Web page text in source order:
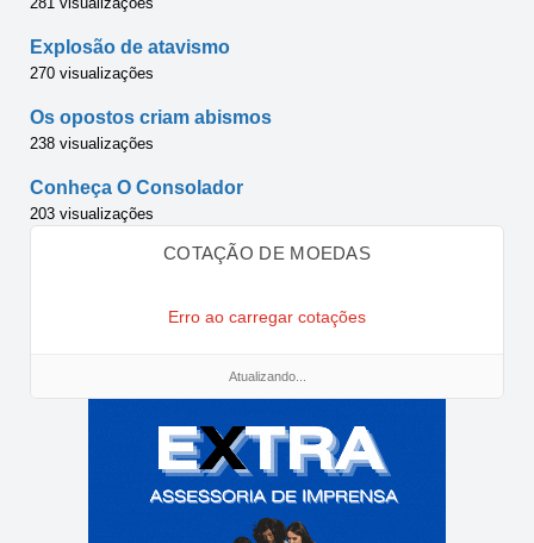
Explosão de atavismo
270 visualizações
Os opostos criam abismos
238 visualizações
Conheça O Consolador
203 visualizações
COTAÇÃO DE MOEDAS
Erro ao carregar cotações
Atualizando...